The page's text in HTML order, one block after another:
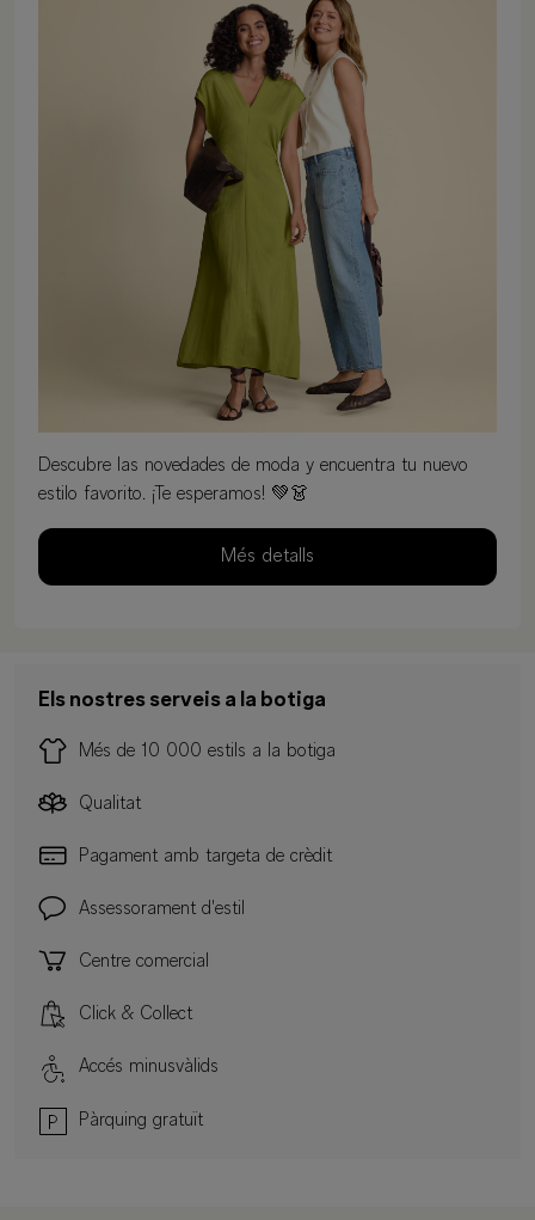
Descubre las novedades de moda y encuentra tu nuevo
estilo favorito. ¡Te esperamos! 💚👗
Més detalls
Els nostres serveis a la botiga
Més de 10 000 estils a la botiga
Qualitat
Pagament amb targeta de crèdit
Assessorament d'estil
Centre comercial
Click & Collect
Accés minusvàlids
Pàrquing gratuït